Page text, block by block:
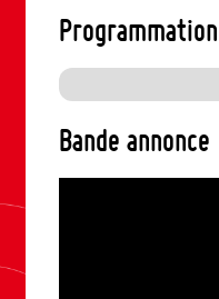
Programmation
Bande annonce